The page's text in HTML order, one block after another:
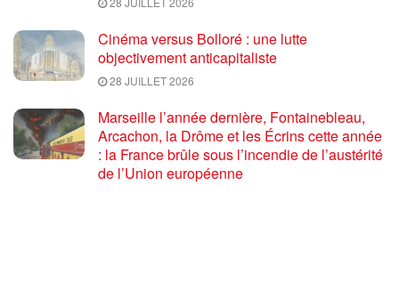
Cinéma versus Bolloré : une lutte
objectivement anticapitaliste
28 JUILLET 2026
Marseille l’année dernière, Fontainebleau,
Arcachon, la Drôme et les Écrins cette année
: la France brûle sous l’incendie de l’austérité
de l’Union européenne